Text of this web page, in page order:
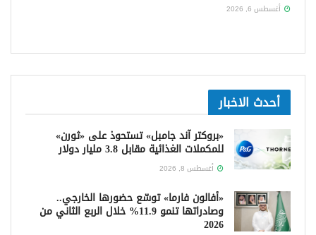
أغسطس 6, 2026
أحدث الاخبار
«بروكتر آند جامبل» تستحوذ على «ثورن»
للمكملات الغذائية مقابل 3.8 مليار دولار
أغسطس 8, 2026
«أفالون فارما» توسّع حضورها الخارجي..
وصادراتها تنمو 11.9% خلال الربع الثاني من
2026